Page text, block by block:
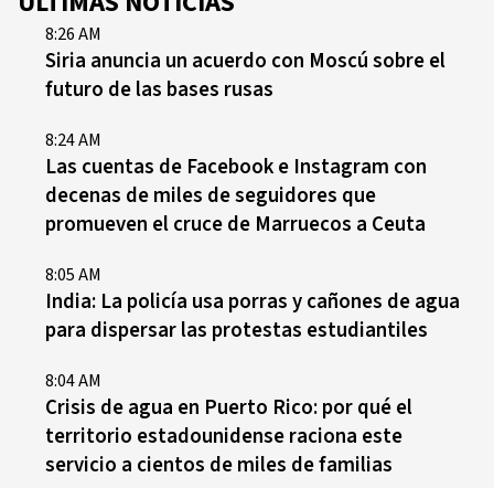
8:26 AM
Siria anuncia un acuerdo con Moscú sobre el
futuro de las bases rusas
8:24 AM
Las cuentas de Facebook e Instagram con
decenas de miles de seguidores que
promueven el cruce de Marruecos a Ceuta
8:05 AM
India: La policía usa porras y cañones de agua
para dispersar las protestas estudiantiles
8:04 AM
Crisis de agua en Puerto Rico: por qué el
territorio estadounidense raciona este
servicio a cientos de miles de familias